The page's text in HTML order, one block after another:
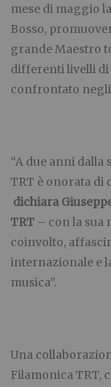
mese di maggio
Bosso,
grande Maestro
differenti livelli di
confrontato
“A due anni dalla
TRT è onorata di
dichiara
TRT – con la sua
coinvolto,
internazionale e
musica”.
Una
Filamonica TRT,